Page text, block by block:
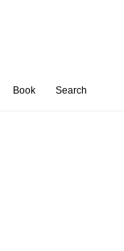
Book Search